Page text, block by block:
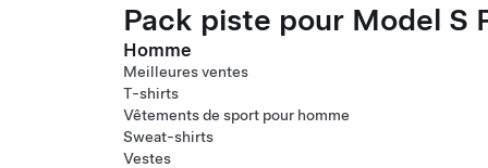
Pack piste pour Model S
Homme
Meilleures ventes
T-shirts
Vêtements de sport pour homme
Sweat-shirts
Vestes